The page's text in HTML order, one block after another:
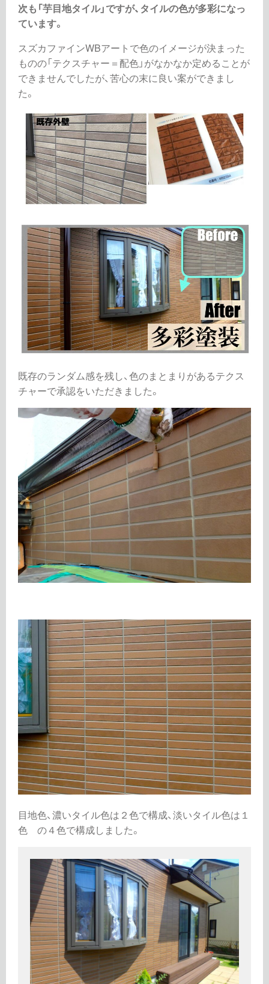
次も「芋目地タイル」ですが、タイルの色が多彩になっ
ています。
スズカファインWBアートで色のイメージが決まった
ものの「テクスチャー＝配色」がなかなか定めることが
できませんでしたが、苦心の末に良い案ができまし
た。
既存のランダム感を残し、色のまとまりがあるテクス
チャーで承認をいただきました。
目地色、濃いタイル色は２色で構成、淡いタイル色は１
色 の４色で構成しました。